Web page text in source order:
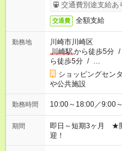
交通費別途支給あ
交通費 全額支給
勤務地
川崎市川崎区
川崎駅から徒歩5分 /
ら徒歩5分 / …
ショッピングセン
や公共施設
勤務時間 10:00～18:00／9:00
期間
即日～短期3ヶ月 ★
迎！